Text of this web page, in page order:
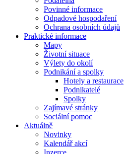
Povinné informace
Odpadové hospodaření
Ochrana osobních údajů
Praktické informace
Mapy
Životní situace
Výlety do okolí
Podnikání a spolky
Hotely a restaurace
Podnikatelé
Spolky
Zajímavé stránky
Sociální pomoc
Aktuálně
Novinky
Kalendář akcí
Inzerce